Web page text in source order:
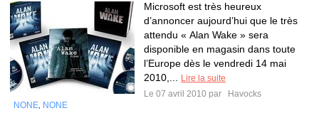
Microsoft est très heureux
d’annoncer aujourd’hui que le très
attendu « Alan Wake » sera
disponible en magasin dans toute
l’Europe dès le vendredi 14 mai
2010,...
Lire la suite
Le 07 avril 2010 par
Havocks
NONE NONE